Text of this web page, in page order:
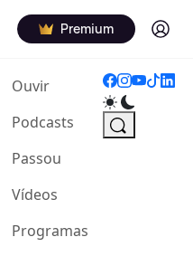
Premium Log in
Ouvir(current)
Podcasts
Passou
Vídeos
Programas